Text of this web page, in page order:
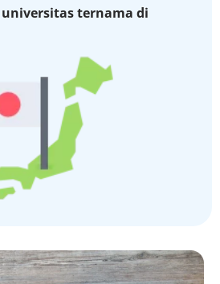
ternama di